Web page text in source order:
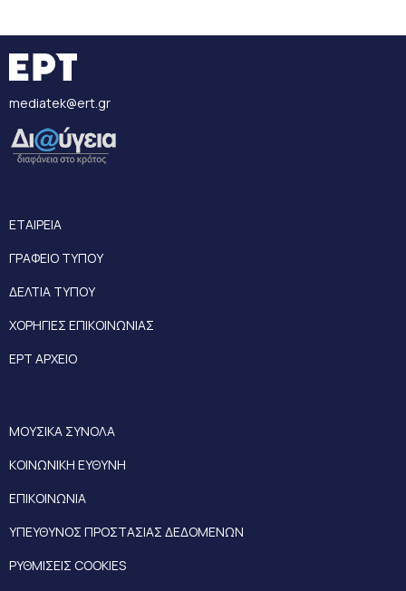
mediatek@ert.gr
ΕΤΑΙΡΕΙΑ
ΓΡΑΦΕΙΟ ΤΥΠΟΥ
ΔΕΛΤΙΑ ΤΥΠΟΥ
ΧΟΡΗΓΙΕΣ ΕΠΙΚΟΙΝΩΝΙΑΣ
ΕΡΤ ΑΡΧΕΙΟ
ΜΟΥΣΙΚΑ ΣΥΝΟΛΑ
ΚΟΙΝΩΝΙΚΗ ΕΥΘΥΝΗ
ΕΠΙΚΟΙΝΩΝΙΑ
ΥΠΕΥΘΥΝΟΣ ΠΡΟΣΤΑΣΙΑΣ ΔΕΔΟΜΕΝΩΝ
ΡΥΘΜΙΣΕΙΣ COOKIES